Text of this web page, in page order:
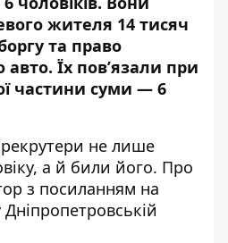
жителя 14 тисяч
та право
авто. Їх пов’язали при
частини суми — 6
не лише
а й били його. Про
з посиланням на
Дніпропетровській